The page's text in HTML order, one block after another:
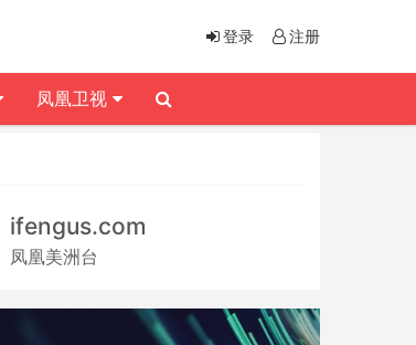
ifengus.com
凤凰美洲台
登录 注册
凤凰卫视